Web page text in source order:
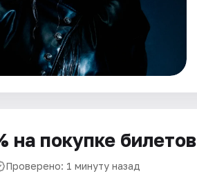
на покупке билетов
Проверено: 1 минуту назад